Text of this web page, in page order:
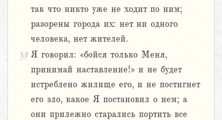
так что никто уже не ходит по ним;
разорены города их: нет ни одного
человека, нет жителей.
3:7 Я говорил: «бойся только Меня,
принимай наставление!» и не будет
истреблено жилище его, и не постигнет
его зло, какое Я постановил о нем; а
они прилежно старались портить все